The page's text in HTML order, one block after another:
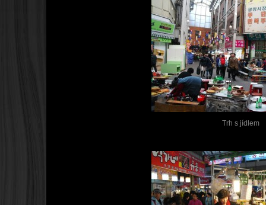
Trh s jídlem